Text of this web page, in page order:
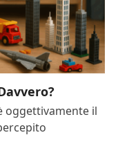
oggettivamente il